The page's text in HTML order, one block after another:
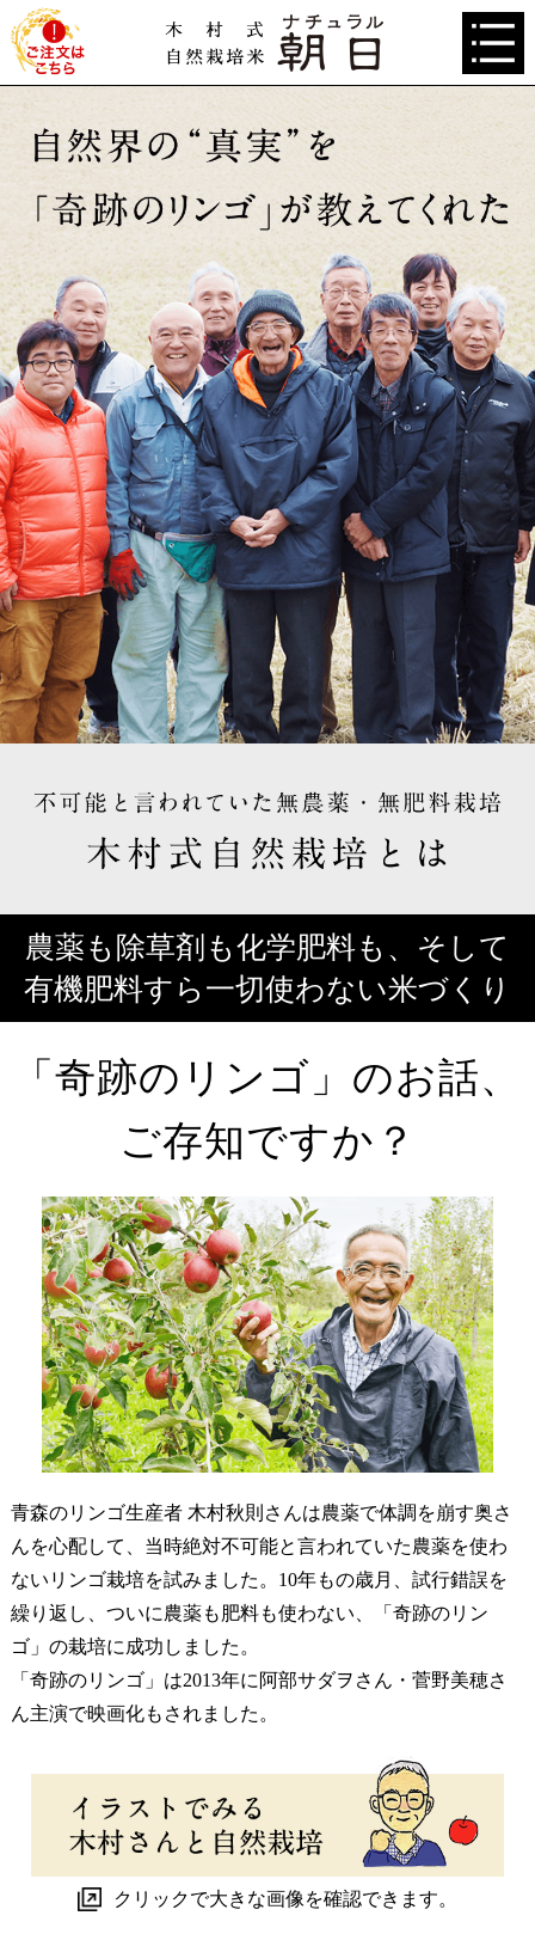
農薬も除草剤も化学肥料も、そして
有機肥料すら一切使わない米づくり
「奇跡のリンゴ」のお話、
ご存知ですか？
青森のリンゴ生産者 木村秋則さんは農薬で体調を崩す奥さ
んを心配して、当時絶対不可能と言われていた農薬を使わ
ないリンゴ栽培を試みました。10年もの歳月、試行錯誤を
繰り返し、ついに農薬も肥料も使わない、「奇跡のリン
ゴ」の栽培に成功しました。
「奇跡のリンゴ」は2013年に阿部サダヲさん・菅野美穂さ
ん主演で映画化もされました。
クリックで大きな画像を確認できます。